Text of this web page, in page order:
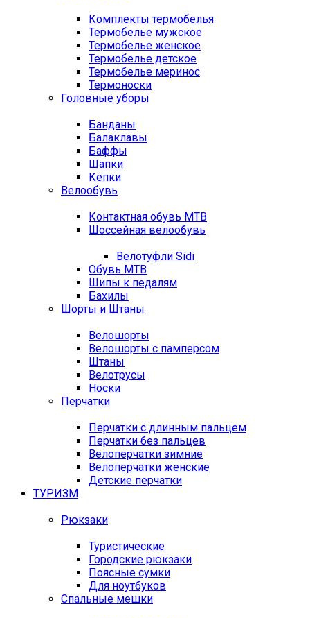
Комплекты термобелья
Термобелье мужское
Термобелье женское
Термобелье детское
Термобелье меринос
Термоноски
Головные уборы
Банданы
Балаклавы
Баффы
Шапки
Кепки
Велообувь
Контактная обувь MTB
Шоссейная велообувь
Велотуфли Sidi
Обувь MTB
Шипы к педалям
Бахилы
Шорты и Штаны
Велошорты
Велошорты с памперсом
Штаны
Велотрусы
Носки
Перчатки
Перчатки с длинным пальцем
Перчатки без пальцев
Велоперчатки зимние
Велоперчатки женские
Детские перчатки
ТУРИЗМ
Рюкзаки
Туристические
Городские рюкзаки
Поясные сумки
Для ноутбуков
Спальные мешки